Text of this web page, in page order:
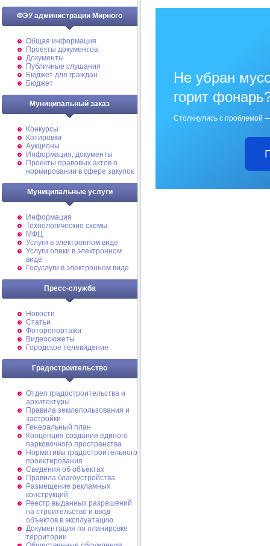
ФЭУ администрации Мирного
Общая информация
Проекты документов
Документы
Публичные слушания
Бюджет для граждан
Бюджет
Муниципальный заказ
Конкурсы
Котировки
Аукционы
Информация, документы
Проекты правовых актов о
нормировании в сфере закупок
Муниципальные услуги
Информация
Технологические схемы
МФЦ
Услуги в электронном виде
Услуги опеки в электронном
виде
Госуслуги в электронном виде
Пресс-служба
Новости
Статьи
Фоторепортажи
Видеосюжеты
Городское телевидение
Градостроительство
Отдел градостроительства и
архитектуры
Правила землепользования и
застройки
Генеральный план
Концепция создания единого
парковочного пространства
Нормативы градостроительного
проектирования
Сведения об объектах
Правила благоустройства
Размещение рекламных
конструкций
Реестр выданных разрешений
на строительство и ввод
объектов в эксплуатацию
Документация по планировке
территории
Не убран
горит
Столкнулись с проблемой